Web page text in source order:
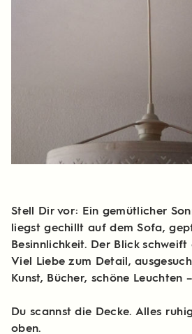
Stell Dir vor: Ein gemütlicher
liegst gechillt auf dem Sofa,
Besinnlichkeit. Der Blick
Viel Liebe zum Detail,
Kunst, Bücher, schöne Leuchten
Du scannst die Decke. Alles
oben.